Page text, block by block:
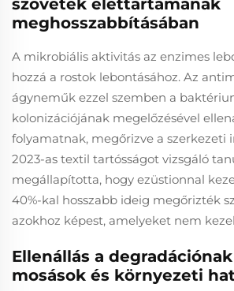
szövetek élettartamának
meghosszabbításában
A mikrobiális aktivitás az enzimes
hozzá a rostok lebontásához. Az
ágyneműk ezzel szemben a
kolonizációjának megelőzésével
folyamatnak, megőrizve a szerkezeti
2023-as textil tartósságot vizsgáló
megállapította, hogy ezüstionnal
40%-kal hosszabb ideig megőrizték
azokhoz képest, amelyeket nem
Ellenállás a
mosások és környezeti